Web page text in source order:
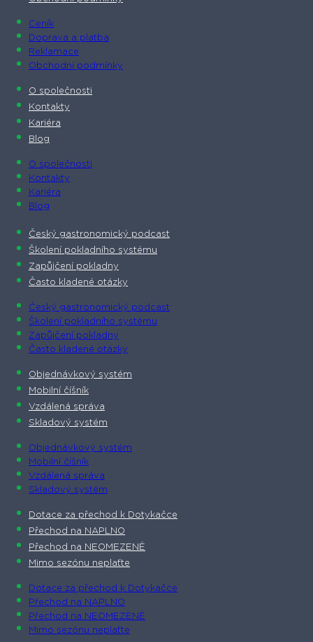
Ceník
Doprava a platba
Reklamace
Obchodní podmínky
O společnosti​
Kontakty
Kariéra
Blog
O společnosti​
Kontakty
Kariéra
Blog
Český gastronomický podcast​
Školení pokladního systému
Zapůjčení pokladny
Často kladené otázky
Český gastronomický podcast​
Školení pokladního systému
Zapůjčení pokladny
Často kladené otázky
Objednávkový systém
Mobilní číšník
Vzdálená správa
Skladový systém
Objednávkový systém
Mobilní číšník
Vzdálená správa
Skladový systém
Dotace za přechod k Dotykačce
Přechod na NAPLNO
Přechod na NEOMEZENĚ
Mimo sezónu neplaťte
Dotace za přechod k Dotykačce
Přechod na NAPLNO
Přechod na NEOMEZENĚ
Mimo sezónu neplaťte